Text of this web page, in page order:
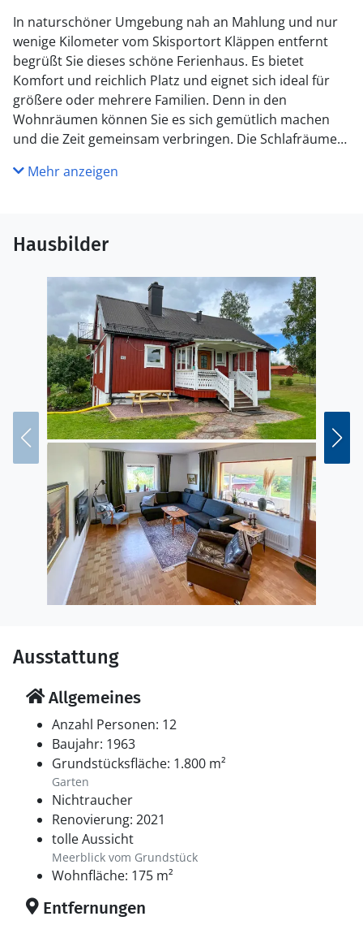
In naturschöner Umgebung nah an Mahlung und nur
wenige Kilometer vom Skisportort Kläppen entfernt
begrüßt Sie dieses schöne Ferienhaus. Es bietet
Komfort und reichlich Platz und eignet sich ideal für
größere oder mehrere Familien. Denn in den
Wohnräumen können Sie es sich gemütlich machen
und die Zeit gemeinsam verbringen. Die Schlafräume
die überdachte Terrasse, von wo aus Sie die Kinder
beim Spielen im Garten beobachten können.
Werfen Sie Ihr Badehandtuch über die Schulter und
machen sich in den warmen Monaten auf den Weg zu
einem der beiden Seen. Hier können Sie im Wasser
plantschen und sich mit Ihren Kindern am Wasser
erfreuen. Als Angler können Sie die Gewässer auch
zum Auswerfen Ihrer Angelnutzen und den ein oder
anderen Fisch an Land holen. Entdecken Sie bei
gemütlichen Kanufahrten die reizende Natur entlang
dem nahegelegenen Fluss Västerdalälven.
Im Winter können Sie Schneewanderungen
unternehmen oder auf den Seen eislaufen.
Genießen Sie unvergessliche Familienferien in
Schweden.
Mehr anzeigen
Hausbilder
Ausstattung
Allgemeines
Anzahl Personen: 12
Baujahr: 1963
Grundstücksfläche: 1.800 m²
Garten
Nichtraucher
Renovierung: 2021
tolle Aussicht
Meerblick vom Grundstück
Wohnfläche: 175 m²
Entfernungen